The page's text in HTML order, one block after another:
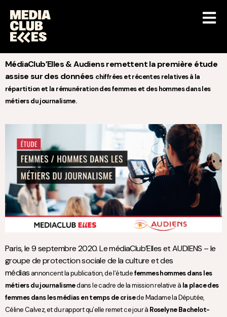
MédiaClub’Elles & Audiens remettent la première étude
assise sur des données chiffrées et récentes relatives à la
répartition et la rémunération des femmes et deshommes dans les
métiers du journalisme.
Paris, le 9 septembre 2020. Le médiaClub’Elles et AUDIENS – le
groupe de protection sociale de la culture et des
médias annoncent la publication, de l’étudefemmes hommes dans les
métiers du journalismedans le cadre de lamission relative à la place des
femmes dans les médias en temps de crisede Madame la Députée,
Céline Calvez,et du rapport qu’elle remet ce jour à Roselyne Bachelot-